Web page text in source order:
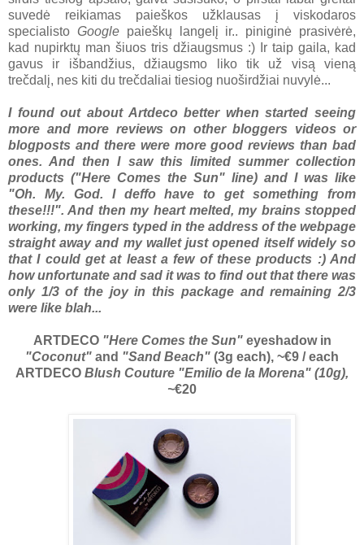
suvedė reikiamas paieškos užklausas į viskodaros
specialisto Google paieškų langelį ir.. piniginė prasivėrė,
kad nupirktų man šiuos tris džiaugsmus :) Ir taip gaila, kad
gavus ir išbandžius, džiaugsmo liko tik už visą vieną
trečdalį, nes kiti du trečdaliai tiesiog nuoširdžiai nuvylė...
I found out about Artdeco better when started seeing
more and more reviews on other bloggers videos or
blogposts and there were more good reviews than bad
ones. And then I saw this limited summer collection
products ("Here Comes the Sun" line) and I was like
"Oh. My. God. I deffo have to get something from
these!!!". And then my heart melted, my brains stopped
working, my fingers typed in the address of the webpage
straight away and my wallet just opened itself widely so
that I could get at least a few of these products :) And
how unfortunate and sad it was to find out that there was
only 1/3 of the joy in this package and remaining 2/3
were like blah...
ARTDECO "Here Comes the Sun" eyeshadow in
"Coconut" and "Sand Beach" (3g each), ~€9 / each
ARTDECO Blush Couture "Emilio de la Morena" (10g),
~€20